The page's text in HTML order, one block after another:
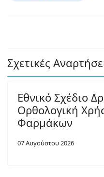
Σχετικές
Εθνικό Σχέδιο
Ορθολογική
Φαρμάκων
07 Αυγούστου 2026